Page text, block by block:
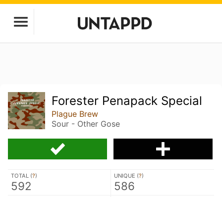
Forester Penapack Special
Plague Brew
Sour - Other Gose
TOTAL (?)
592
UNIQUE (?)
586